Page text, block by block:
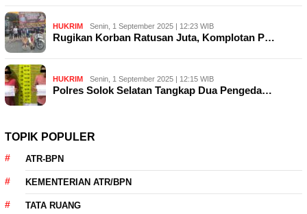
HUKRIM Senin, 1 September 2025 | 12:23 WIB
Rugikan Korban Ratusan Juta, Komplotan P…
HUKRIM Senin, 1 September 2025 | 12:15 WIB
Polres Solok Selatan Tangkap Dua Pengeda…
TOPIK POPULER
ATR-BPN
KEMENTERIAN ATR/BPN
TATA RUANG